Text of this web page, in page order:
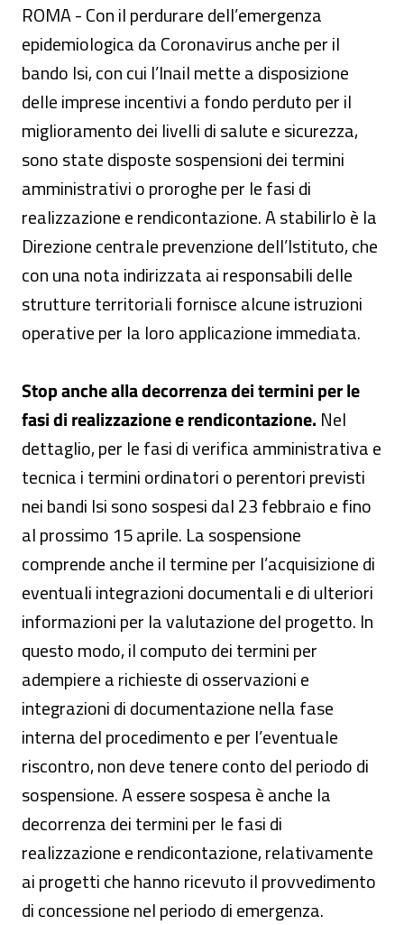
ROMA - Con il perdurare dell’emergenza
epidemiologica da Coronavirus anche per il
bando Isi, con cui l’Inail mette a disposizione
delle imprese incentivi a fondo perduto per il
miglioramento dei livelli di salute e sicurezza,
sono state disposte sospensioni dei termini
amministrativi o proroghe per le fasi di
realizzazione e rendicontazione. A stabilirlo è la
Direzione centrale prevenzione dell’Istituto, che
con una nota indirizzata ai responsabili delle
strutture territoriali fornisce alcune istruzioni
operative per la loro applicazione immediata.
Stop anche alla decorrenza dei termini per le
fasi di realizzazione e rendicontazione. Nel
dettaglio, per le fasi di verifica amministrativa e
tecnica i termini ordinatori o perentori previsti
nei bandi Isi sono sospesi dal 23 febbraio e fino
al prossimo 15 aprile. La sospensione
comprende anche il termine per l’acquisizione di
eventuali integrazioni documentali e di ulteriori
informazioni per la valutazione del progetto. In
questo modo, il computo dei termini per
adempiere a richieste di osservazioni e
integrazioni di documentazione nella fase
interna del procedimento e per l’eventuale
riscontro, non deve tenere conto del periodo di
sospensione. A essere sospesa è anche la
decorrenza dei termini per le fasi di
realizzazione e rendicontazione, relativamente
ai progetti che hanno ricevuto il provvedimento
di concessione nel periodo di emergenza.